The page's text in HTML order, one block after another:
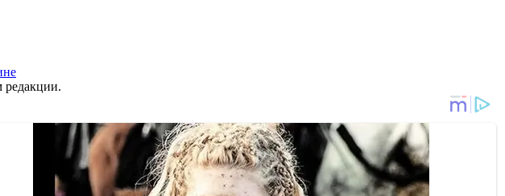
редакции.